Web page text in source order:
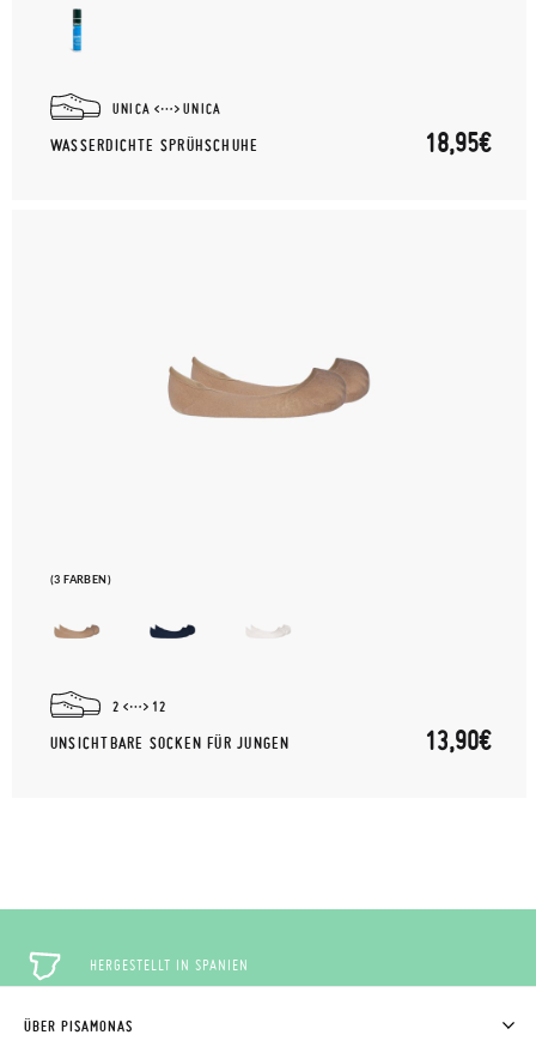
UNICA UNICA
WASSERDICHTE SPRÜHSCHUHE 18,95€
(3 FARBEN)
2 12
UNSICHTBARE SOCKEN FÜR JUNGEN 13,90€
HERGESTELLT IN SPANIEN
ÜBER PISAMONAS